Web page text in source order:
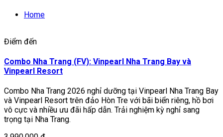
Home
Điểm đến
Combo Nha Trang (FV): Vinpearl Nha Trang Bay và
Vinpearl Resort
Combo Nha Trang 2026 nghỉ dưỡng tại Vinpearl Nha Trang Bay
và Vinpearl Resort trên đảo Hòn Tre với bãi biển riêng, hồ bơi
vô cực và nhiều ưu đãi hấp dẫn. Trải nghiệm kỳ nghỉ sang
trọng tại Nha Trang.